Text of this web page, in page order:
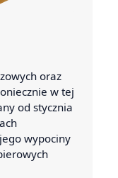
oraz
w tej
od stycznia
wypociny